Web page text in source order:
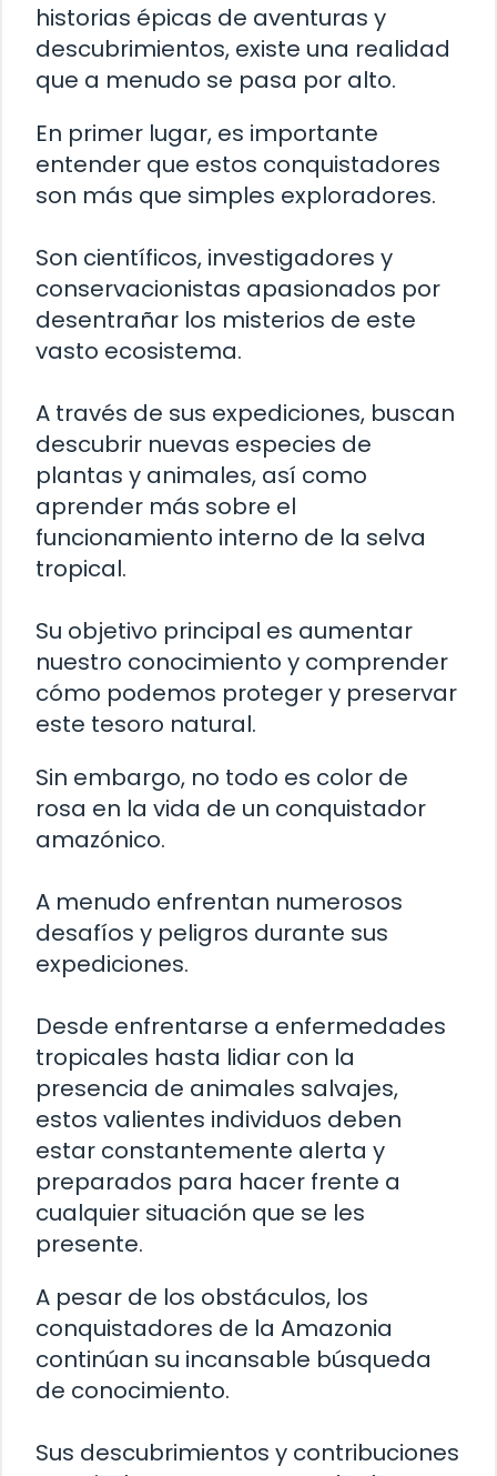
historias épicas de aventuras y
descubrimientos, existe una realidad
que a menudo se pasa por alto.
En primer lugar, es importante
entender que estos conquistadores
son más que simples exploradores.
Son científicos, investigadores y
conservacionistas apasionados por
desentrañar los misterios de este
vasto ecosistema.
A través de sus expediciones, buscan
descubrir nuevas especies de
plantas y animales, así como
aprender más sobre el
funcionamiento interno de la selva
tropical.
Su objetivo principal es aumentar
nuestro conocimiento y comprender
cómo podemos proteger y preservar
este tesoro natural.
Sin embargo, no todo es color de
rosa en la vida de un conquistador
amazónico.
A menudo enfrentan numerosos
desafíos y peligros durante sus
expediciones.
Desde enfrentarse a enfermedades
tropicales hasta lidiar con la
presencia de animales salvajes,
estos valientes individuos deben
estar constantemente alerta y
preparados para hacer frente a
cualquier situación que se les
presente.
A pesar de los obstáculos, los
conquistadores de la Amazonia
continúan su incansable búsqueda
de conocimiento.
Sus descubrimientos y contribuciones